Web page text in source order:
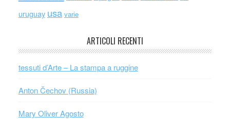
uruguay usa varie
ARTICOLI RECENTI
tessuti d’Arte – La stampa a ruggine
Anton Čechov (Russia)
Mary Oliver Agosto